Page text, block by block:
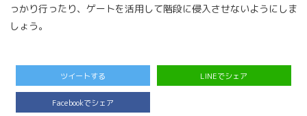
っかり行ったり、ゲートを活用して階段に侵入させないようにしま
しょう。
ツイートする LINEでシェア
Facebookでシェア